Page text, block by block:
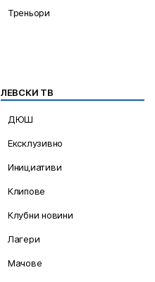
Треньори
ЛЕВСКИ ТВ
ДЮШ
Ексклузивно
Инициативи
Клипове
Клубни новини
Лагери
Мачове